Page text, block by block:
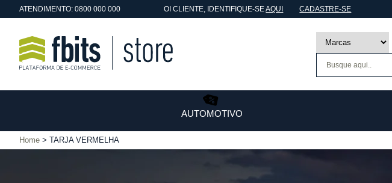
ATENDIMENTO: 0800 000 000 OICLIENTE, IDENTIFIQUE-SEAQUI CADASTRE-SE
AUTOMOTIVO
Home TARJA VERMELHA